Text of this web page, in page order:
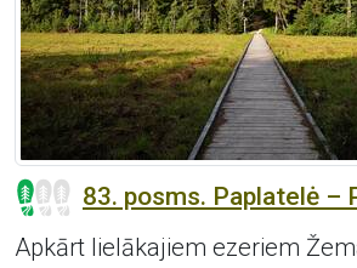
83. posms. Paplatelė –
Apkārt lielākajiem ezeriem